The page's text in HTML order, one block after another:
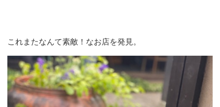
これまたなんて素敵！なお店を発見。